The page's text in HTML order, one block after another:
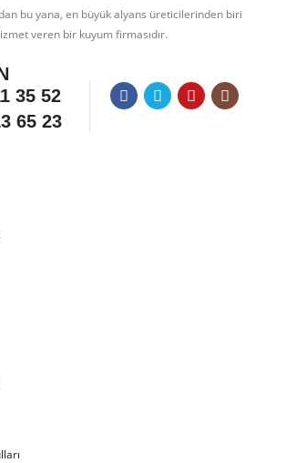
bu yana, en büyük alyans üreticilerinden biri
veren bir kuyum firmasıdır.
35 52
65 23